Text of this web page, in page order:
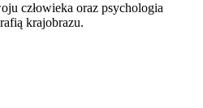
człowieka oraz psychologia
krajobrazu.